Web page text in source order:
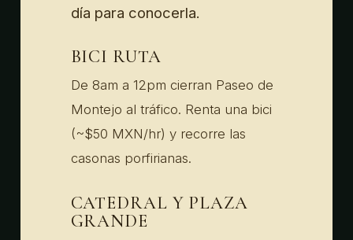
día para conocerla.
BICI RUTA
De 8am a 12pm cierran Paseo de
Montejo al tráfico. Renta una bici
(~$50 MXN/hr) y recorre las
casonas porfirianas.
CATEDRAL Y PLAZA
GRANDE